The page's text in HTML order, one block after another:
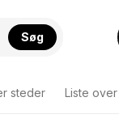
Søg
steder Liste